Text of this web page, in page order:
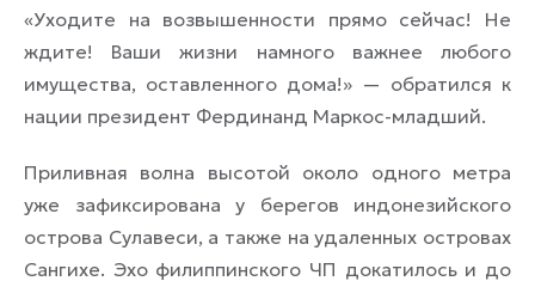
«Уходите на возвышенности прямо сейчас! Не
ждите! Ваши жизни намного важнее любого
имущества, оставленного дома!» — обратился к
нации президент Фердинанд Маркос-младший.
Приливная волна высотой около одного метра
уже зафиксирована у берегов индонезийского
острова Сулавеси, а также на удаленных островах
Сангихе. Эхо филиппинского ЧП докатилось и до